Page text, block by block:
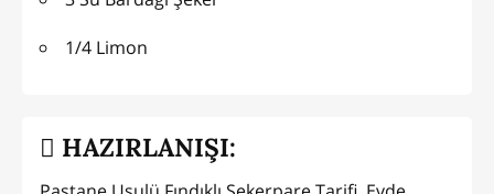
1/4 Limon
HAZIRLANIŞI: